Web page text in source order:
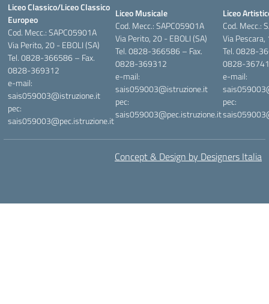
Liceo Classico/Liceo Classico
Europeo
Cod. Mecc.: SAPC05901A
Via Perito, 20 - EBOLI (SA)
Tel. 0828-366586 – Fax.
0828-369312
e-mail:
sais059003@istruzione.it
pec:
sais059003@pec.istruzione.it
Liceo Musicale
Cod. Mecc.: SAPC05901A
Via Perito, 20 - EBOLI (SA)
Tel. 0828-366586 – Fax.
0828-369312
e-mail:
sais059003@istruzione.it
pec:
sais059003@pec.istruzione.it
Liceo
Cod. Mecc.:
Via
Tel. 0828-
0828-
e-mail:
pec:
Concept & Design by Designers Italia